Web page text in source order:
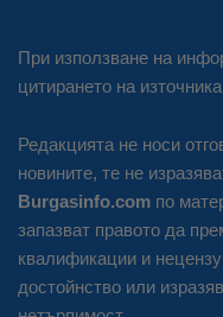
При използване на
цитирането на
Редакцията не носи
новините, те не
Burgasinfo.com по
запазват правото да
квалификации и
достойнство или